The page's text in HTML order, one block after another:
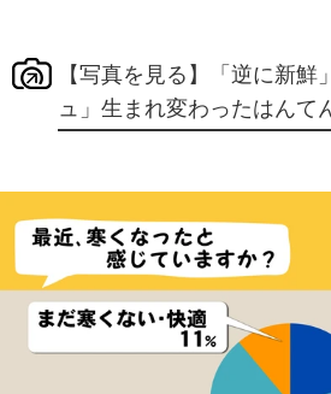
【写真を見る】「逆に新鮮
ュ」生まれ変わったはんて